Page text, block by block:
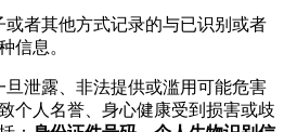
或者其他方式记录的与已识别或者
信息。
旦泄露、非法提供或滥用可能危害
个人名誉、身心健康受到损害或歧